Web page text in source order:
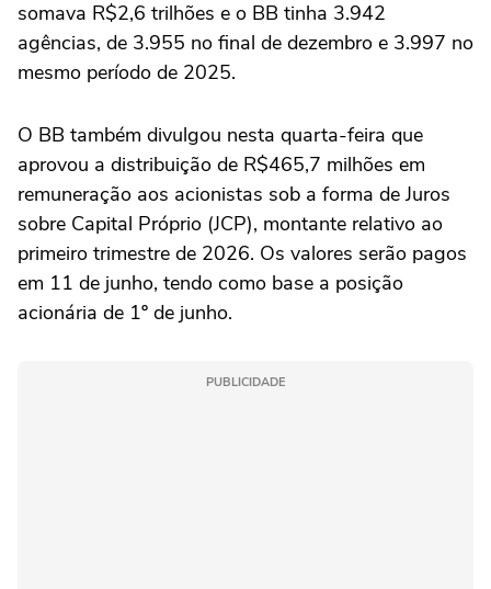
somava R$2,6 trilhões e o BB tinha 3.942
agências, de 3.955 no final de dezembro e 3.997 no
mesmo período de 2025.
O BB também divulgou nesta quarta-feira que
aprovou a distribuição de R$465,7 milhões em
remuneração aos acionistas sob a forma de Juros
sobre Capital Próprio (JCP), montante relativo ao
primeiro trimestre de 2026. Os valores serão pagos
em 11 de junho, tendo como base a posição
acionária de 1º de junho.
PUBLICIDADE